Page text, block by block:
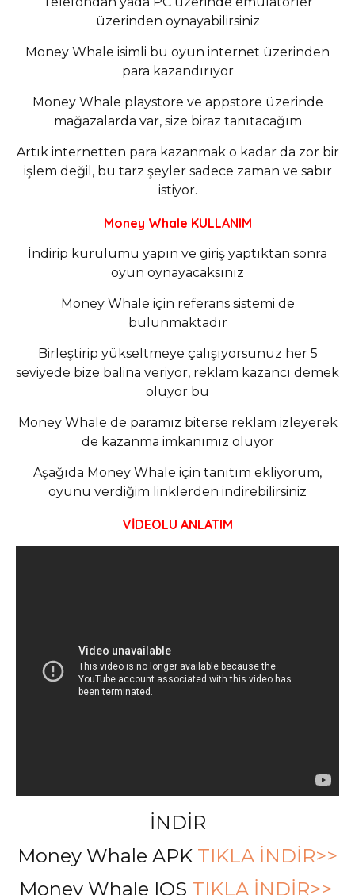
üzerinden oynayabilirsiniz
Money Whale isimli bu oyun internet üzerinden
para kazandırıyor
Money Whale playstore ve appstore üzerinde
mağazalarda var, size biraz tanıtacağım
Artık internetten para kazanmak o kadar da zor bir
işlem değil, bu tarz şeyler sadece zaman ve sabır
istiyor.
Money Whale KULLANIM
İndirip kurulumu yapın ve giriş yaptıktan sonra
oyun oynayacaksınız
Money Whale için referans sistemi de
bulunmaktadır
Birleştirip yükseltmeye çalışıyorsunuz her 5
seviyede bize balina veriyor, reklam kazancı demek
oluyor bu
Money Whale de paramız biterse reklam izleyerek
de kazanma imkanımız oluyor
Aşağıda Money Whale için tanıtım ekliyorum,
oyunu verdiğim linklerden indirebilirsiniz
VİDEOLU ANLATIM
İNDİR
Money Whale APK TIKLA İNDİR>>
Money Whale IOS TIKLA İNDİR>>